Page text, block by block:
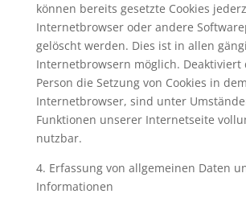
können bereits gesetzte Cookies
Internetbrowser oder andere
gelöscht werden. Dies ist in allen
Internetbrowsern möglich. Deaktiviert
Person die Setzung von Cookies in
Internetbrowser, sind unter
Funktionen unserer Internetseite
nutzbar.
4. Erfassung von allgemeinen Daten
Informationen